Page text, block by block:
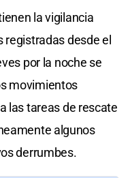
la vigilancia
registradas desde el
por la noche se
movimientos
las tareas de rescate
algunos
derrumbes.